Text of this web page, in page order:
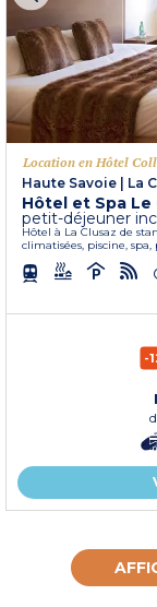
Location en Hôtel
Haute Savoie | La
Hôtel et Spa Le
petit-déjeuner
Hôtel à La Clusaz de
climatisées, piscine,
-